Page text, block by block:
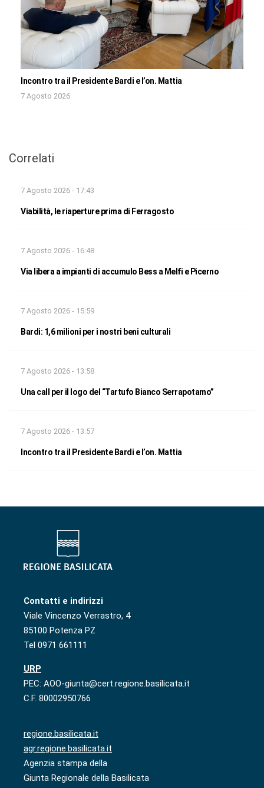
Incontro tra il Presidente Bardi e l’on. Mattia
7 Agosto 2026
Correlati
7 Agosto 2026 - 17:43
Viabilità, le riaperture prima di Ferragosto
7 Agosto 2026 - 16:48
Via libera a impianti di accumulo Bess a Melfi e Picerno
7 Agosto 2026 - 15:59
Bardi: 1,6 milioni per i nostri beni culturali
7 Agosto 2026 - 13:58
Una call per il logo del “Tartufo Bianco Serrapotamo”
7 Agosto 2026 - 13:57
Incontro tra il Presidente Bardi e l’on. Mattia
Contatti e indirizzi
Viale Vincenzo Verrastro, 4
85100 Potenza PZ
Tel 0971 661111
URP
PEC: AOO-giunta@cert.regione.basilicata.it
C.F. 80002950766
regione.basilicata.it
agr.regione.basilicata.it
Agenzia stampa della
Giunta Regionale della Basilicata